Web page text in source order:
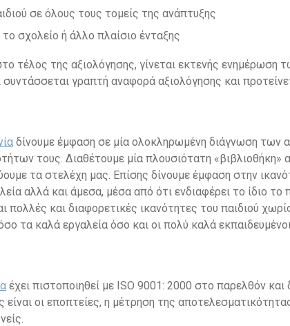
σε όλους τους τομείς της ανάπτυξης
σχολείο ή άλλο πλαίσιο ένταξης
τέλος της αξιολόγησης, γίνεται εκτενής
γραπτή αναφορά αξιολόγησης και
δίνουμε έμφαση σε μία ολοκληρωμένη διάγνωση των
τους. Διαθέτουμε μία πλουσιότατη
τα στελέχη μας. Επίσης δίνουμε έμφαση στην
αλλά και άμεσα, μέσα από ότι ενδιαφέρει το ίδιο
πολλές και διαφορετικές ικανότητες του παιδιού
τα καλά εργαλεία όσο και οι πολύ καλά
έχει πιστοποιηθεί με ΙSO 9001: 2000 στο παρελθόν
οι εποπτείες, η μέτρηση της